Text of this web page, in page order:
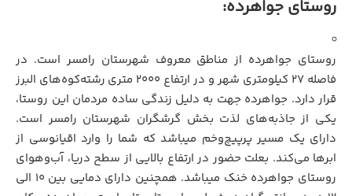
روستای جواهرده:
روستای جواهرده از مناطق معروف شهرستان رامسر است. در
فاصله ۲۷ کیلومتری شهر و در ارتفاع ۲۰۰۰ متری رشته‌کوه‌های البرز
قرار دارد. جواهرده جهت به دلیل زندگی ساده مردمان این روستا،
یکی از جاذبه‌های لذت بخش گرشگران شهرستان رامسر است.
دارای یک مسیر پرپیچ‌وخم میباشد که شما را وارد اقیانوسی از
ابرها می‌کند. بعلت حضور در ارتفاع بالایی از سطح دریا، آب‌وهوای
روستای جواهرده خنک میباشد. همچنین دارای دمایی بین ۱۰ الی